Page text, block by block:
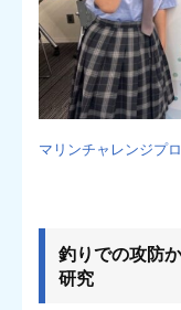
マリンチャレンジプ
釣りでの攻防
研究